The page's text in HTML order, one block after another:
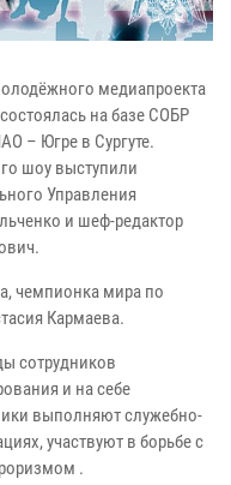
медиапроекта
на базе СОБР
– Югре в Сургуте.
шоу выступили
Управления
и шеф-редактор
чемпионка мира по
Кармаева.
сотрудников
и на себе
выполняют служебно-
участвуют в борьбе с
.